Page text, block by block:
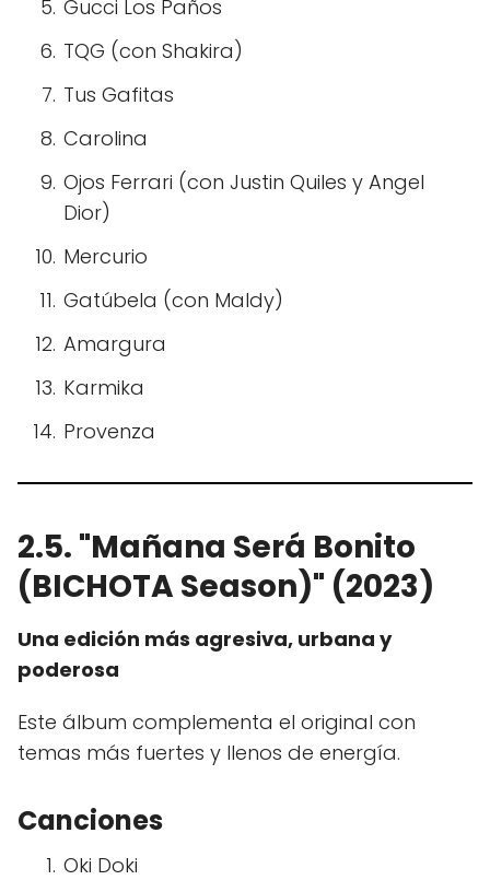
Gucci Los Paños
TQG (con Shakira)
Tus Gafitas
Carolina
Ojos Ferrari (con Justin Quiles y Angel
Dior)
Mercurio
Gatúbela (con Maldy)
Amargura
Karmika
Provenza
2.5. "Mañana Será Bonito
(BICHOTA Season)" (2023)
Una edición más agresiva, urbana y
poderosa
Este álbum complementa el original con
temas más fuertes y llenos de energía.
Canciones
Oki Doki